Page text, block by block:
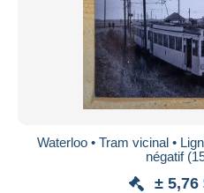
Waterloo • Tram vicinal •
négatif
± 5,76